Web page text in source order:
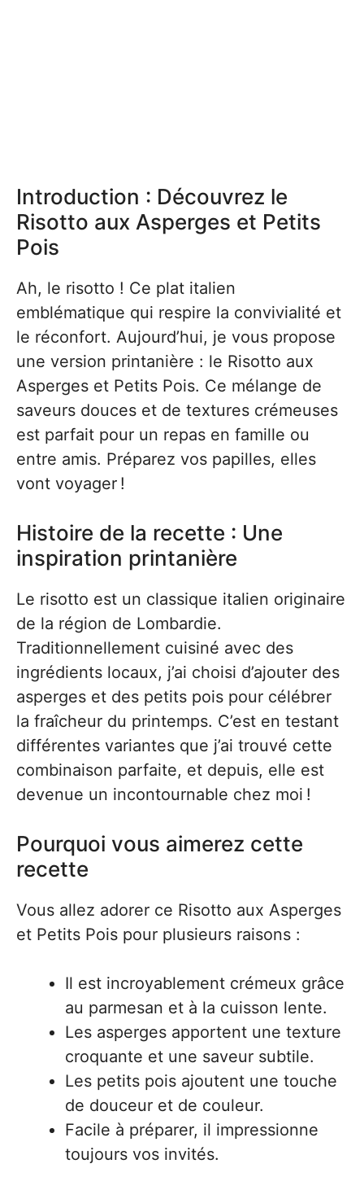
Introduction : Découvrez le
Risotto aux Asperges et Petits
Pois
Ah, le risotto ! Ce plat italien
emblématique qui respire la convivialité et
le réconfort. Aujourd’hui, je vous propose
une version printanière : le Risotto aux
Asperges et Petits Pois. Ce mélange de
saveurs douces et de textures crémeuses
est parfait pour un repas en famille ou
entre amis. Préparez vos papilles, elles
vont voyager !
Histoire de la recette : Une
inspiration printanière
Le risotto est un classique italien originaire
de la région de Lombardie.
Traditionnellement cuisiné avec des
ingrédients locaux, j’ai choisi d’ajouter des
asperges et des petits pois pour célébrer
la fraîcheur du printemps. C’est en testant
différentes variantes que j’ai trouvé cette
combinaison parfaite, et depuis, elle est
devenue un incontournable chez moi !
Pourquoi vous aimerez cette
recette
Vous allez adorer ce Risotto aux Asperges
et Petits Pois pour plusieurs raisons :
Il est incroyablement crémeux grâce
au parmesan et à la cuisson lente.
Les asperges apportent une texture
croquante et une saveur subtile.
Les petits pois ajoutent une touche
de douceur et de couleur.
Facile à préparer, il impressionne
toujours vos invités.